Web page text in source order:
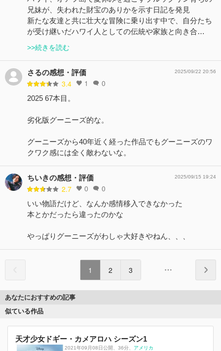
兄妹が、失われた財宝のありかを示す日記を発見
新たな友達と共に壮大な冒険に乗り出す中で、自分たち
が受け継いだハワイ人としての伝統や家族と向き合…
>>続きを読む
さるの感想・評価
3.4 1 0
2025/09/22 20:56
2025 67本目。
劣化版グーニーズ的な。
グーニーズから40年近く経った作品でもグーニーズのワ
クワク感には全く敵わないな。
ちいきの感想・評価
2.7 0 0
2025/09/15 19:24
いい物語だけど、なんか感情移入できなかった
本とかだったら違ったのかな
やっぱりグーニーズがわしゃ大好きやねん、、、
1 2 3
あなたにおすすめの記事
似ている作品
天才少女ドギー・カメアロハ シーズン1
2021年09月08日公開 36分
アメリカ